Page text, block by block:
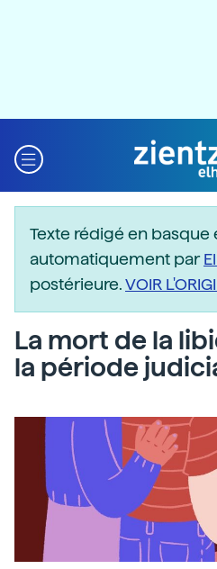
Texte rédigé en basque
automatiquement par
postérieure.VOIR
La mort de la
la période